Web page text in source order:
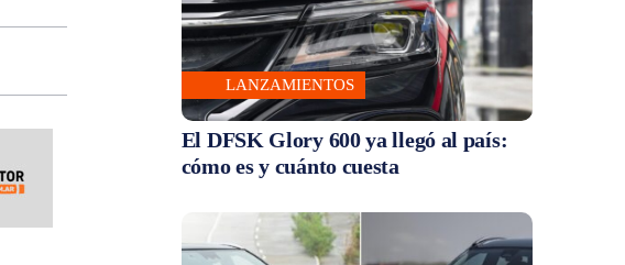
LANZAMIENTOS
El DFSK Glory 600 ya llegó al país:
cómo es y cuánto cuesta